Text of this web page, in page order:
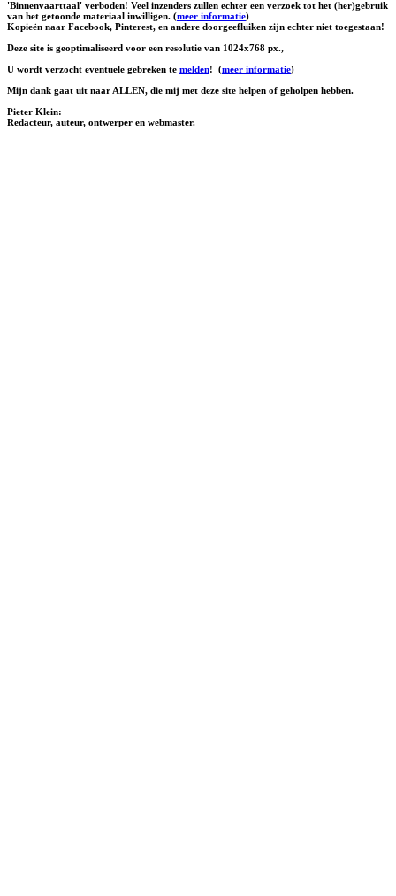
'Binnenvaarttaal' verboden! Veel inzenders zullen echter een verzoek tot het (her)gebruik
van het getoonde materiaal inwilligen. (meer informatie)
Kopieën naar Facebook, Pinterest, en andere doorgeefluiken zijn echter niet toegestaan!
Deze site is geoptimaliseerd voor een resolutie van 1024x768 px.,
U wordt verzocht eventuele gebreken te melden! (meer informatie)
Mijn dank gaat uit naar ALLEN, die mij met deze site helpen of geholpen hebben.
Pieter Klein:
Redacteur, auteur, ontwerper en webmaster.